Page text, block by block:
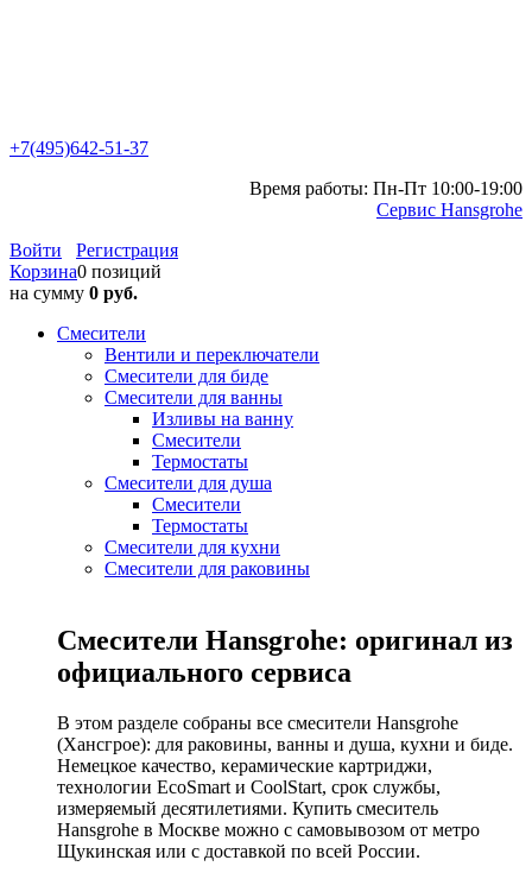
+7(495)642-51-37
Время работы: Пн-Пт 10:00-19:00
Сервис Hansgrohe
Войти
Регистрация
Корзина0 позиций
на сумму 0 руб.
Смесители
Вентили и переключатели
Смесители для биде
Смесители для ванны
Изливы на ванну
Смесители
Термостаты
Смесители для душа
Смесители
Термостаты
Смесители для кухни
Смесители для раковины
Смесители Hansgrohe: оригинал из
официального сервиса
В этом разделе собраны все смесители Hansgrohe
(Хансгрое): для раковины, ванны и душа, кухни и биде.
Немецкое качество, керамические картриджи,
технологии EcoSmart и CoolStart, срок службы,
измеряемый десятилетиями. Купить смеситель
Hansgrohe в Москве можно с самовывозом от метро
Щукинская или с доставкой по всей России.